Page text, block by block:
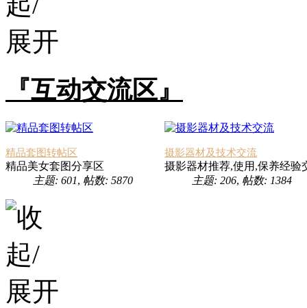
『互动交流区』
精品套图转帖区
精品美女套图分享区
主题: 601, 帖数: 5870
摄影器材及技术交流
摄影器材推荐,使用,保养经验
主题: 206, 帖数: 1384